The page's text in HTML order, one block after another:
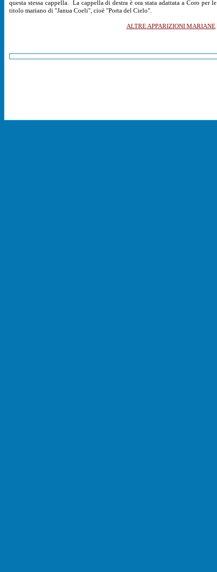
questa stessa cappella. La cappella di destra è ora stata adattata a Coro
titolo mariano di "Janua Coeli", cioè "Porta del Cielo".
ALTRE APPARIZIONI MARIANE